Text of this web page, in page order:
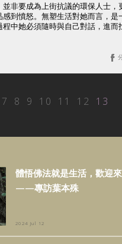
並非要成為上街抗議的環保人士，
到憤怒。無塑生活對她而言，是
中她必須隨時與自己對話，進而
7 8 9 10 11 12 13
體悟佛法就是生活，歡迎
——專訪葉本殊
2024 Jul 12